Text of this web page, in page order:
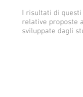
I risultati di
relative proposte
sviluppate dagli